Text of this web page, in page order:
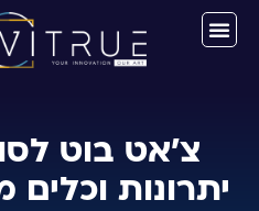
צ'אט בוט
יתרונות